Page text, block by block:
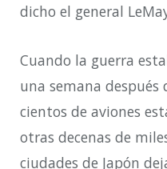
dicho el general
Cuando la guerra
una semana después
cientos de aviones
otras decenas de
ciudades de Japón